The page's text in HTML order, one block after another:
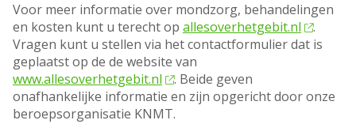
Voor meer informatie over mondzorg, behandelingen
en kosten kunt u terecht op allesoverhetgebit.nl
.
Vragen kunt u stellen via het contactformulier dat is
geplaatst op de de website van
www.allesoverhetgebit.nl
. Beide geven
onafhankelijke informatie en zijn opgericht door onze
beroepsorganisatie KNMT.